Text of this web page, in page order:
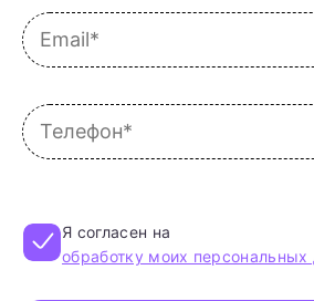
Я согласен на
обработку моих персональных